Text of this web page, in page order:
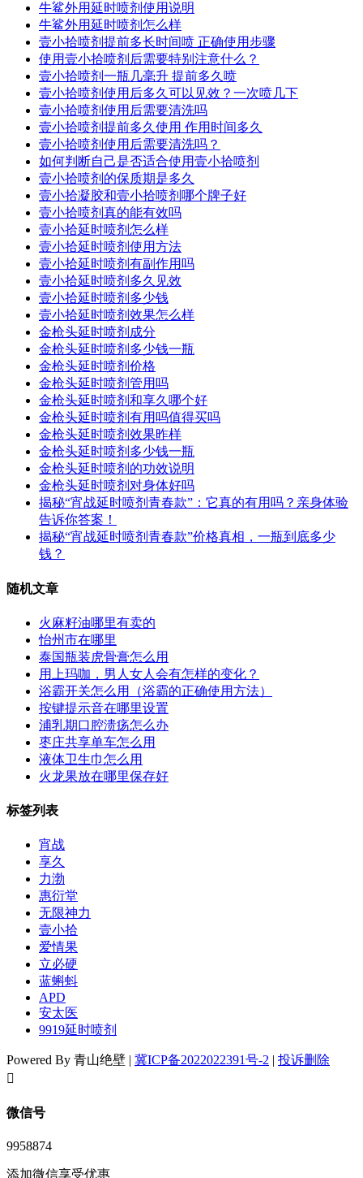
牛鲨外用延时喷剂使用说明
牛鲨外用延时喷剂怎么样
壹小拾喷剂提前多长时间喷 正确使用步骤
使用壹小拾喷剂后需要特别注意什么？
壹小拾喷剂一瓶几毫升 提前多久喷
壹小拾喷剂使用后多久可以见效？一次喷几下
壹小拾喷剂使用后需要清洗吗
壹小拾喷剂提前多久使用 作用时间多久
壹小拾喷剂使用后需要清洗吗？
如何判断自己是否适合使用壹小拾喷剂
壹小拾喷剂的保质期是多久
壹小拾凝胶和壹小拾喷剂哪个牌子好
壹小拾喷剂真的能有效吗
壹小拾延时喷剂怎么样
壹小拾延时喷剂使用方法
壹小拾延时喷剂有副作用吗
壹小拾延时喷剂多久见效
壹小拾延时喷剂多少钱
壹小拾延时喷剂效果怎么样
金枪头延时喷剂成分
金枪头延时喷剂多少钱一瓶
金枪头延时喷剂价格
金枪头延时喷剂管用吗
金枪头延时喷剂和享久哪个好
金枪头延时喷剂有用吗值得买吗
金枪头延时喷剂效果昨样
金枪头延时喷剂多少钱一瓶
金枪头延时喷剂的功效说明
金枪头延时喷剂对身体好吗
揭秘“宵战延时喷剂青春款”：它真的有用吗？亲身体验
告诉你答案！
揭秘“宵战延时喷剂青春款”价格真相，一瓶到底多少
钱？
随机文章
火麻籽油哪里有卖的
怡州市在哪里
泰国瓶装虎骨膏怎么用
用上玛咖，男人女人会有怎样的变化？
浴霸开关怎么用（浴霸的正确使用方法）
按键提示音在哪里设置
浦乳期口腔溃疡怎么办
枣庄共享单车怎么用
液体卫生巾怎么用
火龙果放在哪里保存好
标签列表
宵战
享久
力渤
惠衍堂
无限神力
壹小拾
爱情果
立必硬
蓝蝌蚪
APD
安太医
9919延时喷剂
Powered By 青山绝壁 | 冀ICP备2022022391号-2 | 投诉删除
󦘖
微信号
9958874
添加微信享受优惠